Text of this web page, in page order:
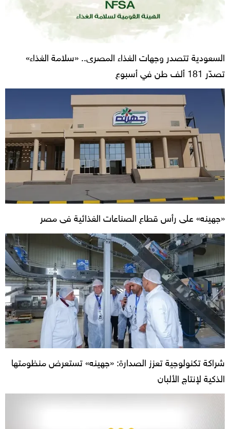
السعودية تتصدر وجهات الغذاء المصرى.. «سلامة الغذاء»
تصدّر 181 ألف طن في أسبوع
«جهينه» على رأس قطاع الصناعات الغذائية فى مصر
شراكة تكنولوجية تعزز الصدارة: «جهينه» تستعرض منظومتها
الذكية لإنتاج الألبان